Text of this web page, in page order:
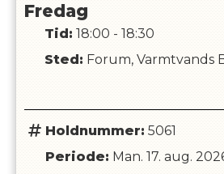
Fredag
Tid: 18:00 - 18:30
Sted: Forum, Varmtvands
Holdnummer: 5061
Periode: Man. 17. aug.